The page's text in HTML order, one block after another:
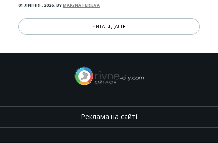
01 ЛИПНЯ , 2026,BYMARYNA FERIEVA
ЧИТАТИ ДАЛІ
Реклама на сайті